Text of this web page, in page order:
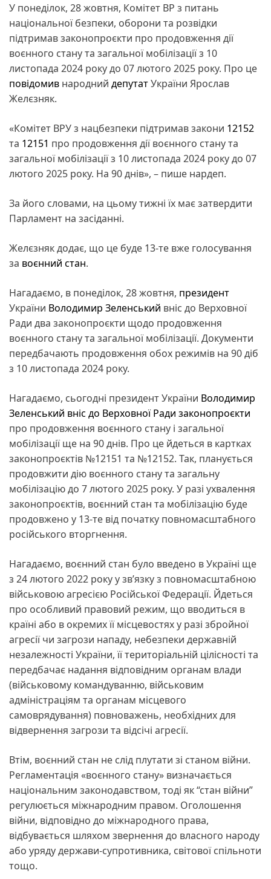
У понеділок, 28 жовтня, Комітет ВР з питань
національної безпеки, оборони та розвідки
підтримав законопроєкти про продовження дії
воєнного стану та загальної мобілізації з 10
листопада 2024 року до 07 лютого 2025 року. Про це
повідомив народний депутатУкраїни Ярослав
Желєзняк.
«Комітет ВРУ з нацбезпеки підтримав закони 12152
та 12151 про продовження дії воєнного стану та
загальної мобілізації з 10 листопада 2024 року до 07
лютого 2025 року. На 90 днів», – пише нардеп.
За його словами, на цьому тижні їх має затвердити
Парламент на засіданні.
Желєзняк додає, що це буде 13-те вже голосування
за воєнний стан.
Нагадаємо, в понеділок, 28 жовтня, президент
України Володимир Зеленський вніс до Верховної
Ради два законопроєкти щодо продовження
воєнного стану та загальної мобілізації. Документи
передбачають продовження обох режимів на 90 діб
з 10 листопада 2024 року.
Нагадаємо, сьогодні президент України Володимир
Зеленський вніс до Верховної Ради законопроєкти
про продовження воєнного стану і загальної
мобілізації ще на 90 днів. Про це йдеться в картках
законопроєктів №12151 та №12152. Так, планується
продовжити дію воєнного стану та загальну
мобілізацію до 7 лютого 2025 року. У разі ухвалення
законопроєктів, воєнний стан та мобілізацію буде
продовжено у 13-те від початку повномасштабного
російського вторгнення.
Нагадаємо, воєнний стан було введено в Україні ще
з 24 лютого 2022 року у зв’язку з повномасштабною
військовою агресією Російської Федерації. Йдеться
про особливий правовий режим, що вводиться в
країні або в окремих її місцевостях у разі збройної
агресії чи загрози нападу, небезпеки державній
незалежності України, її територіальній цілісності та
передбачає надання відповідним органам влади
(військовому командуванню, військовим
адміністраціям та органам місцевого
самоврядування) повноважень, необхідних для
відвернення загрози та відсічі агресії.
Втім, воєнний стан не слід плутати зі станом війни.
Регламентація «воєнного стану» визначається
національним законодавством, тоді як “стан війни”
регулюється міжнародним правом. Оголошення
війни, відповідно до міжнародного права,
відбувається шляхом звернення до власного народу
або уряду держави-супротивника, світової спільноти
тощо.